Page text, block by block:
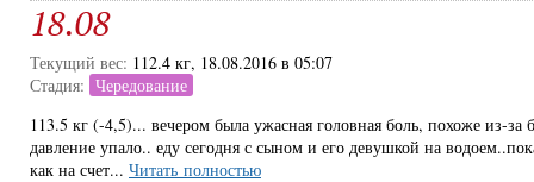
18.08
Текущий вес: 112.4 кг, 18.08.2016 в 05:07
Стадия: Чередование
113.5 кг (-4,5)... вечером была ужасная головная боль, похоже из-за
давление упало.. еду сегодня с сыном и его девушкой на
как на счет... Читать полностью